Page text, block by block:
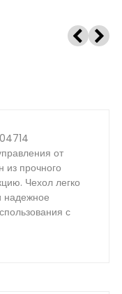
от
из прочного
Чехол легко
надежное
с